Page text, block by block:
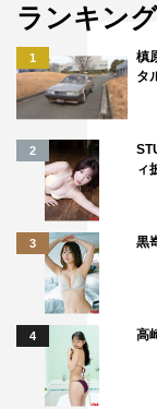
ランキング
1
槙
タ
2
ィ
3 黒
4 高